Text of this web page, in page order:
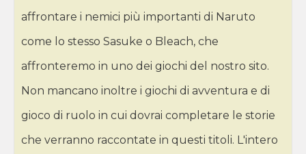
affrontare i nemici più importanti di Naruto
come lo stesso Sasuke o Bleach, che
affronteremo in uno dei giochi del nostro sito.
Non mancano inoltre i giochi di avventura e di
gioco di ruolo in cui dovrai completare le storie
che verranno raccontate in questi titoli. L'intero